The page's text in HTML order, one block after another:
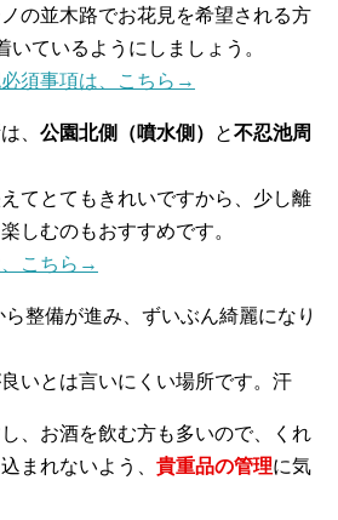
の並木路でお花見を希望される方
いているようにしましょう。
必須事項は、こちら→
、 公園北側（噴水側） と不忍池周
てとてもきれいですから、少し離
しむのもおすすめです。
こちら→
ら整備が進み、ずいぶん綺麗になり
いとは言いにくい場所です。汗
、お酒を飲む方も多いので、くれ
まれないよう、 貴重品の管理に気